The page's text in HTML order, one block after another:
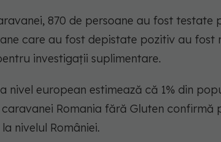
870 de persoane au fost testate
care au fost depistate pozitiv au fost
investigații suplimentare.
nivel european estimează că 1% din
caravanei Romania fără Gluten
nivelul României.